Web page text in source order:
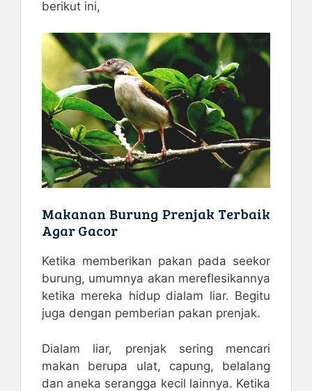
berikut ini,
Makanan Burung Prenjak Terbaik
Agar Gacor
Ketika memberikan pakan pada seekor
burung, umumnya akan mereflesikannya
ketika mereka hidup dialam liar. Begitu
juga dengan pemberian pakan prenjak.
Dialam liar, prenjak sering mencari
makan berupa ulat, capung, belalang
dan aneka serangga kecil lainnya. Ketika